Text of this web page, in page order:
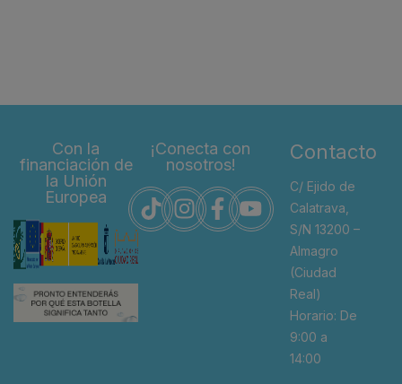
Con la
financiación de
la Unión
Europea
¡Conecta con
nosotros!
Contacto
C/ Ejido de
Calatrava,
S/N 13200 –
Almagro
(Ciudad
Real)
Horario: De
9:00 a
14:00